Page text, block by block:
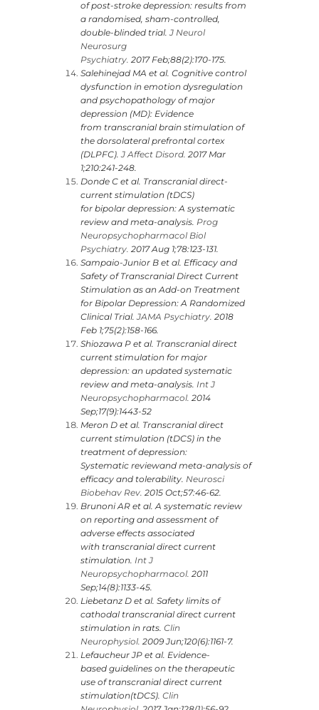
of post-stroke depression: results from
a randomised, sham-controlled,
double-blinded trial.J Neurol
Neurosurg
Psychiatry. 2017 Feb;88(2):170-175.
Salehinejad MA et al. Cognitive control
dysfunction in emotion dysregulation
and psychopathology of major
depression (MD): Evidence
from transcranial brain stimulation of
the dorsolateral prefrontal cortex
(DLPFC).J Affect Disord. 2017 Mar
1;210:241-248.
Donde C et al. Transcranial direct-
current stimulation (tDCS)
for bipolar depression: A systematic
review and meta-analysis. Prog
Neuropsychopharmacol Biol
Psychiatry. 2017 Aug 1;78:123-131.
Sampaio-Junior B et al. Efficacy and
Safety of Transcranial Direct Current
Stimulation as an Add-on Treatment
for Bipolar Depression: A Randomized
Clinical Trial.JAMA Psychiatry. 2018
Feb 1;75(2):158-166.
Shiozawa P et al. Transcranial direct
current stimulation for major
depression: an updated systematic
review and meta-analysis. Int J
Neuropsychopharmacol. 2014
Sep;17(9):1443-52
Meron D et al. Transcranial direct
current stimulation (tDCS) in the
treatment of depression:
Systematic reviewand meta-analysis of
efficacy and tolerability. Neurosci
Biobehav Rev. 2015 Oct;57:46-62.
Brunoni AR et al. A systematic review
on reporting and assessment of
adverse effects associated
with transcranial direct current
stimulation. Int J
Neuropsychopharmacol. 2011
Sep;14(8):1133-45.
Liebetanz D et al. Safety limits of
cathodal transcranial direct current
stimulation in rats. Clin
Neurophysiol. 2009 Jun;120(6):1161-7.
Lefaucheur JP et al. Evidence-
based guidelines on the therapeutic
use of transcranial direct current
stimulation(tDCS). Clin